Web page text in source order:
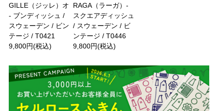
GILLE（ジッレ）オ
- ブンディッシュ /
スウェーデン / ビン
テージ / T0421
9,800円(税込)
RAGA（ラーガ）-
スクエアディッシュ
/ スウェーデン / ビ
ンテージ / T0446
9,800円(税込)